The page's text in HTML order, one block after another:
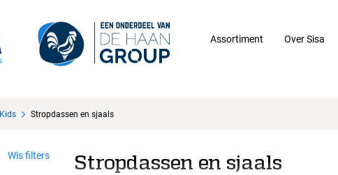
Assortiment Over Sisa
Kids Stropdassen en sjaals
Wis filters Stropdassen en sjaals